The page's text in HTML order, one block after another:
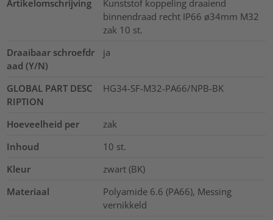
Artikelomschrijving
Kunststof koppeling draaiend
binnendraad recht IP66 ø34mm M32
zak 10 st.
Draaibaar schroefdr
aad (Y/N)
ja
GLOBAL PART DESC
RIPTION
HG34-SF-M32-PA66/NPB-BK
Hoeveelheid per
zak
Inhoud
10 st.
Kleur
zwart (BK)
Materiaal
Polyamide 6.6 (PA66), Messing
vernikkeld